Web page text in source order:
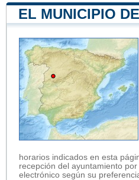
EL MUNICIPIO
horarios indicados en esta
recepción del ayuntamiento
electrónico según su